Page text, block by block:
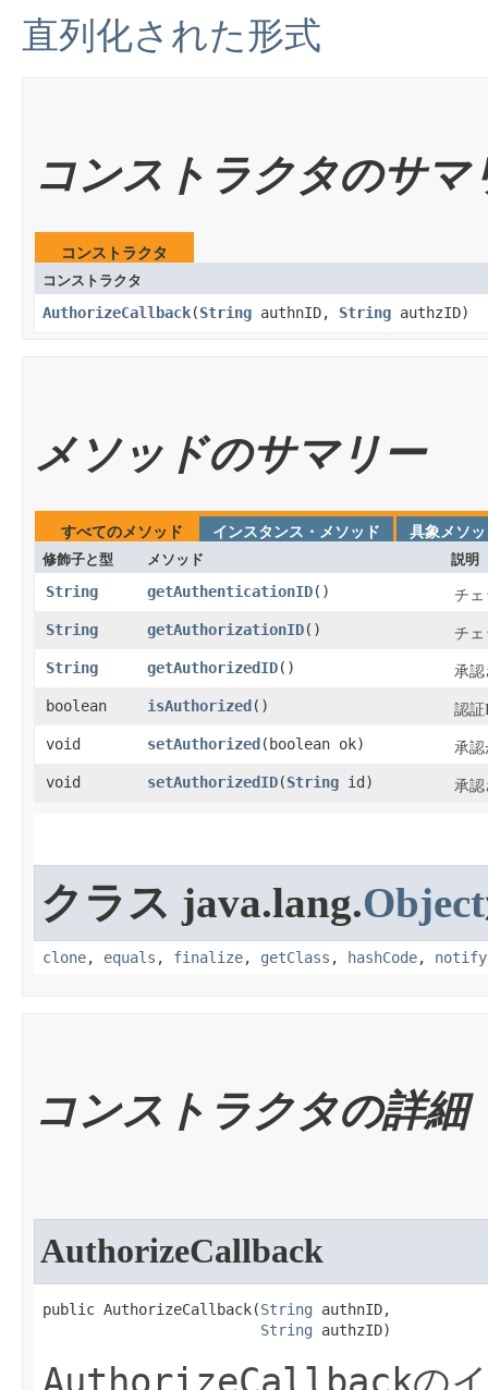
直列化された形式
コンストラクタのサマ
コンストラクタ
コンストラクタ
AuthorizeCallback​(String authnID, String authzID)
メソッドのサマリー
すべてのメソッド インスタンス・メソッド
具象メソ
修飾子と型
メソッド 説明
String getAuthenticationID​() チェ
String getAuthorizationID​() チェ
String getAuthorizedID​() 承認
boolean isAuthorized ​() 認証
void setAuthorized ​(boolean ok) 承認
void setAuthorizedID​(String id) 承認
クラス java.lang.Object
clone, equals , finalize, getClass , hashCode, notify
コンストラクタの詳細
AuthorizeCallback
public AuthorizeCallback​(String authnID,
String authzID)
AuthorizeCallbackの